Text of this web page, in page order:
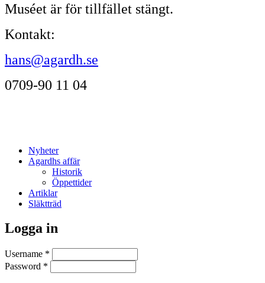
Muséet är för tillfället stängt.
Kontakt:
hans@agardh.se
0709-90 11 04
Nyheter
Agardhs affär
Historik
Öppettider
Artiklar
Släktträd
Logga in
Username *
Password *